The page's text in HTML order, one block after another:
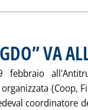
VA
(Coop,
coordinatore